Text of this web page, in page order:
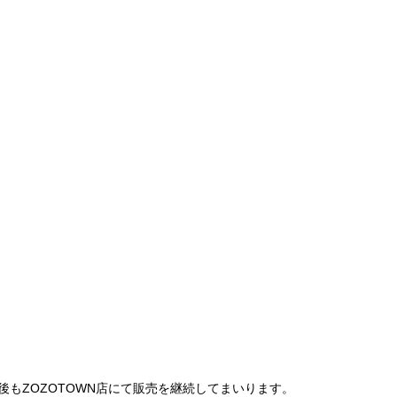
ZOZOTOWN店にて販売を継続してまいります。